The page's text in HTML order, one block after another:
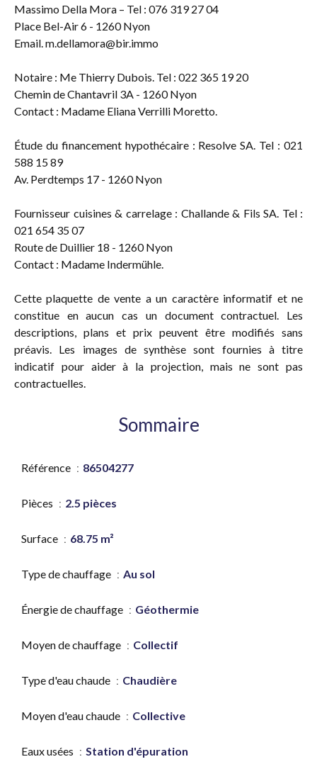
Massimo Della Mora – Tel : 076 319 27 04
Place Bel-Air 6 - 1260 Nyon
Email. m.dellamora@bir.immo
Notaire : Me Thierry Dubois. Tel : 022 365 19 20
Chemin de Chantavril 3A - 1260 Nyon
Contact : Madame Eliana Verrilli Moretto.
Étude du financement hypothécaire : Resolve SA. Tel : 021
588 15 89
Av. Perdtemps 17 - 1260 Nyon
Fournisseur cuisines & carrelage : Challande & Fils SA. Tel :
021 654 35 07
Route de Duillier 18 - 1260 Nyon
Contact : Madame Indermühle.
Cette plaquette de vente a un caractère informatif et ne
constitue en aucun cas un document contractuel. Les
descriptions, plans et prix peuvent être modifiés sans
préavis. Les images de synthèse sont fournies à titre
indicatif pour aider à la projection, mais ne sont pas
contractuelles.
Sommaire
Référence 86504277
Pièces 2.5 pièces
Surface 68.75 m²
Type de chauffage Au sol
Énergie de chauffage Géothermie
Moyen de chauffage Collectif
Type d'eau chaude Chaudière
Moyen d'eau chaude Collective
Eaux usées Station d'épuration